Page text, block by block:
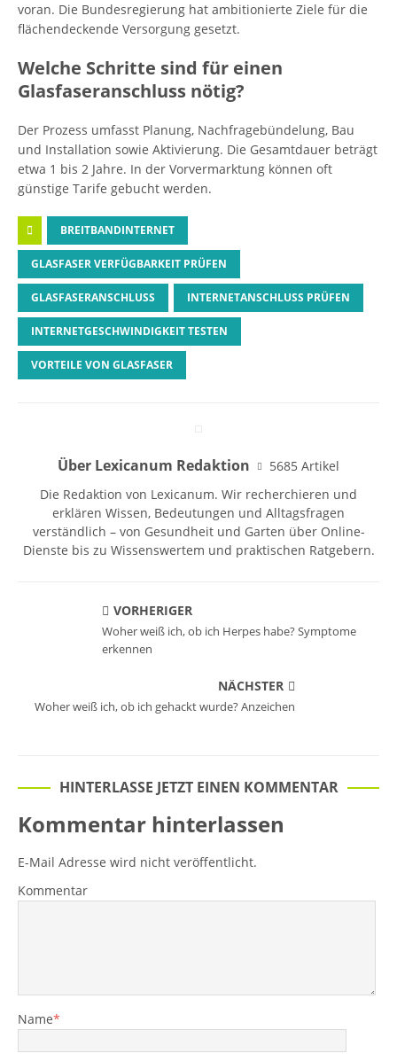
voran. Die Bundesregierung hat ambitionierte Ziele für die
flächendeckende Versorgung gesetzt.
Welche Schritte sind für einen
Glasfaseranschluss nötig?
Der Prozess umfasst Planung, Nachfragebündelung, Bau
und Installation sowie Aktivierung. Die Gesamtdauer beträgt
etwa 1 bis 2 Jahre. In der Vorvermarktung können oft
günstige Tarife gebucht werden.
BREITBANDINTERNET
GLASFASER VERFÜGBARKEIT PRÜFEN
GLASFASERANSCHLUSS INTERNETANSCHLUSS PRÜFEN
INTERNETGESCHWINDIGKEIT TESTEN
VORTEILE VON GLASFASER
Über Lexicanum Redaktion
5685 Artikel
Die Redaktion von Lexicanum. Wir recherchieren und
erklären Wissen, Bedeutungen und Alltagsfragen
verständlich – von Gesundheit und Garten über Online-
Dienste bis zu Wissenswertem und praktischen Ratgebern.
VORHERIGER
Woher weiß ich, ob ich Herpes habe? Symptome
erkennen
NÄCHSTER
Woher weiß ich, ob ich gehackt wurde? Anzeichen
HINTERLASSE JETZT EINEN KOMMENTAR
Kommentar hinterlassen
E-Mail Adresse wird nicht veröffentlicht.
Kommentar
Name*